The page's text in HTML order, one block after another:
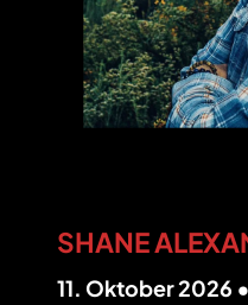
SHANE
11. Oktober 2026